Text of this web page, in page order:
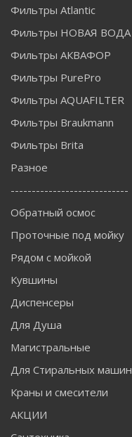
Фильтры Atlantic
Фильтры НОВАЯ ВОДА
Фильтры АКВАФОР
Фильтры PurePro
Фильтры AQUAFILTER
Фильтры Braukmann
Фильтры Brita
Разное
----------------------------
Обратный осмос
Проточные под мойку
Рядом с мойкой
Кувшины
Диспенсеры
Для Душа
Магистральные
Для Стиральных машин
Краны и смесители
АКЦИИ